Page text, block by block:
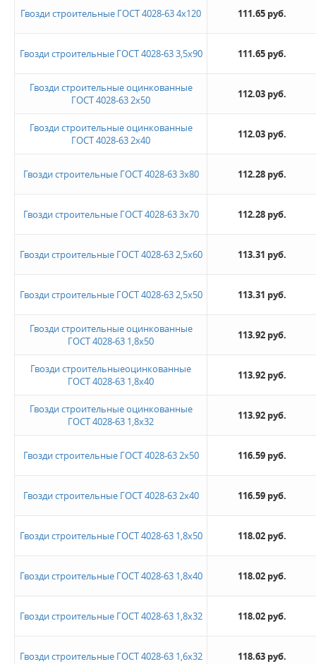
Гвозди строительные ГОСТ 4028-63 4х120 111.65 руб.
Гвозди строительные ГОСТ 4028-63 3,5х90 111.65 руб.
Гвозди строительные оцинкованные
ГОСТ 4028-63 2х50
112.03 руб.
Гвозди строительные оцинкованные
ГОСТ 4028-63 2х40
112.03 руб.
Гвозди строительные ГОСТ 4028-63 3х80 112.28 руб.
Гвозди строительные ГОСТ 4028-63 3х70 112.28 руб.
Гвозди строительные ГОСТ 4028-63 2,5х60 113.31 руб.
Гвозди строительные ГОСТ 4028-63 2,5х50 113.31 руб.
Гвозди строительные оцинкованные
ГОСТ 4028-63 1,8х50
113.92 руб.
Гвозди строительныеоцинкованные
ГОСТ 4028-63 1,8х40
113.92 руб.
Гвозди строительные оцинкованные
ГОСТ 4028-63 1,8х32
113.92 руб.
Гвозди строительные ГОСТ 4028-63 2х50 116.59 руб.
Гвозди строительные ГОСТ 4028-63 2х40 116.59 руб.
Гвозди строительные ГОСТ 4028-63 1,8х50 118.02 руб.
Гвозди строительные ГОСТ 4028-63 1,8х40 118.02 руб.
Гвозди строительные ГОСТ 4028-63 1,8х32 118.02 руб.
Гвозди строительные ГОСТ 4028-63 1,6х32 118.63 руб.